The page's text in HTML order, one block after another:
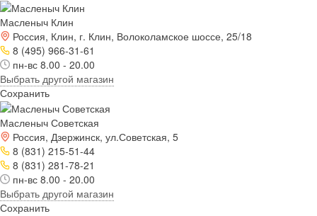
Масленыч Клин
Россия, Клин, г. Клин, Волоколамское шоссе, 25/18
8 (495) 966-31-61
пн-вс 8.00 - 20.00
Выбрать другой магазин
Сохранить
Масленыч Советская
Россия, Дзержинск, ул.Советская, 5
8 (831) 215-51-44
8 (831) 281-78-21
пн-вс 8.00 - 20.00
Выбрать другой магазин
Сохранить